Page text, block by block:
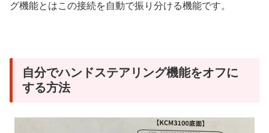
グ機能とはこの接続を自動で振り分ける機能です。
自分でハンドステアリング機能をオフに
する方法